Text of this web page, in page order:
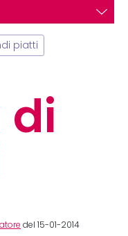
piatti
di
del 15-01-2014